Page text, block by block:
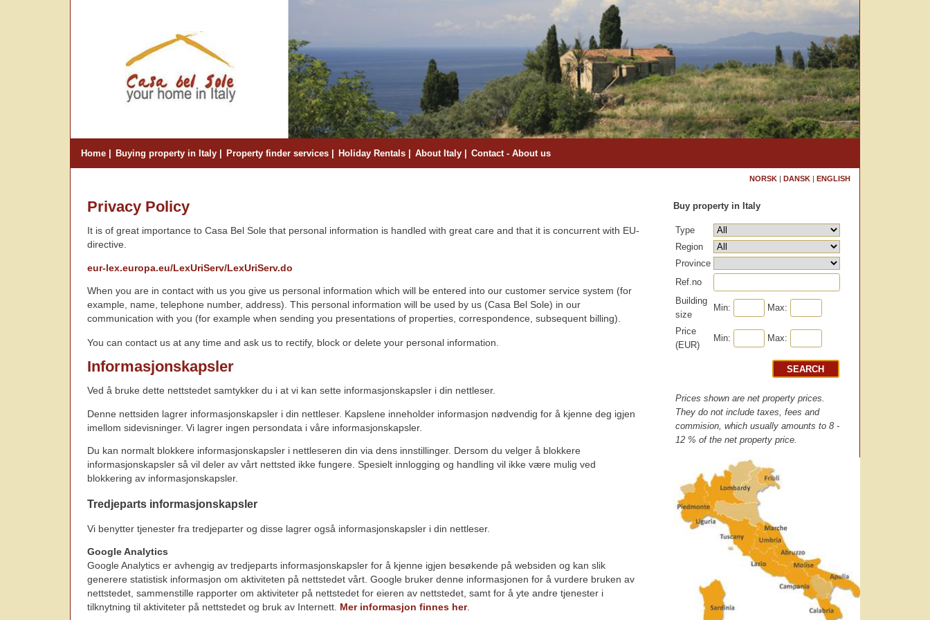
Home Buying property in Italy Property finder services Holiday Rentals About Italy Contact - About us
NORSK | DANSK | ENGLISH
Privacy Policy
It is of great importance to Casa Bel Sole that personal information is handled with great care and that it is concurrent with EU-
directive.
eur-lex.europa.eu/LexUriServ/LexUriServ.do
When you are in contact with us you give us personal information which will be entered into our customer service system (for
example, name, telephone number, address). This personal information will be used by us (Casa Bel Sole) in our
communication with you (for example when sending you presentations of properties, correspondence, subsequent billing).
You can contact us at any time and ask us to rectify, block or delete your personal information.
Informasjonskapsler
Ved å bruke dette nettstedet samtykker du i at vi kan sette informasjonskapsler i din nettleser.
Denne nettsiden lagrer informasjonskapsler i din nettleser. Kapslene inneholder informasjon nødvendig for å kjenne deg igjen
imellom sidevisninger. Vi lagrer ingen persondata i våre informasjonskapsler.
Du kan normalt blokkere informasjonskapsler i nettleseren din via dens innstillinger. Dersom du velger å blokkere
informasjonskapsler så vil deler av vårt nettsted ikke fungere. Spesielt innlogging og handling vil ikke være mulig ved
blokkering av informasjonskapsler.
Tredjeparts informasjonskapsler
Vi benytter tjenester fra tredjeparter og disse lagrer også informasjonskapsler i din nettleser.
Google Analytics
Google Analytics er avhengig av tredjeparts informasjonskapsler for å kjenne igjen besøkende på websiden og kan slik
generere statistisk informasjon om aktiviteten på nettstedet vårt. Google bruker denne informasjonen for å vurdere bruken av
nettstedet, sammenstille rapporter om aktiviteter på nettstedet for eieren av nettstedet, samt for å yte andre tjenester i
tilknytning til aktiviteter på nettstedet og bruk av Internett. Mer informasjon finnes her.
Buy property in Italy
Type
Region
Province
Ref.no
Building
size
Min: Max:
Price
(EUR)
Min: Max:
Prices shown are net property prices.
They do not include taxes, fees and
commision, which usually amounts to 8 -
12 % of the net property price.